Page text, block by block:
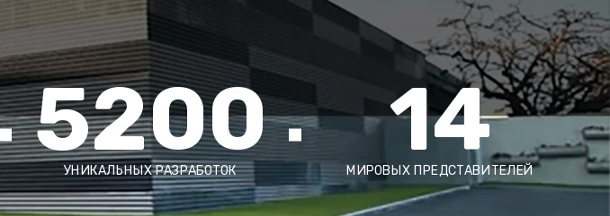
5200
УНИКАЛЬНЫХ РАЗРАБОТОК 14
МИРОВЫХ ПРЕДСТАВИТЕЛЕЙ